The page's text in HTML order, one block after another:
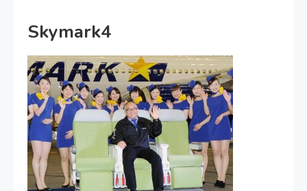
Skymark4